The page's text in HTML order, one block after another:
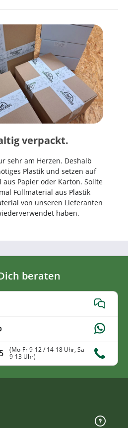
verpackt.
sehr am Herzen. Deshalb
Plastik und setzen auf
Papier oder Karton. Sollte
Füllmaterial aus Plastik
von unseren Lieferanten
haben.
beraten
(Mo-Fr 9-12 / 14-18 Uhr, Sa
9-13 Uhr)